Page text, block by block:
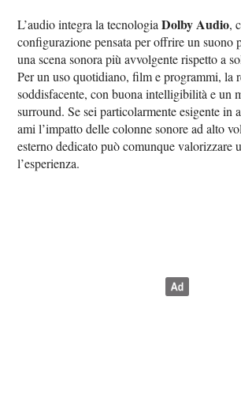
L’audio integra la tecnologiaDolby Audio,
configurazione pensata per offrire un suono
una scena sonora più avvolgente rispetto a
Per un uso quotidiano, film e programmi, la
soddisfacente, con buona intelligibilità e un
surround. Se sei particolarmente esigente in
ami l’impatto delle colonne sonore ad alto
esterno dedicato può comunque valorizzare
l’esperienza.